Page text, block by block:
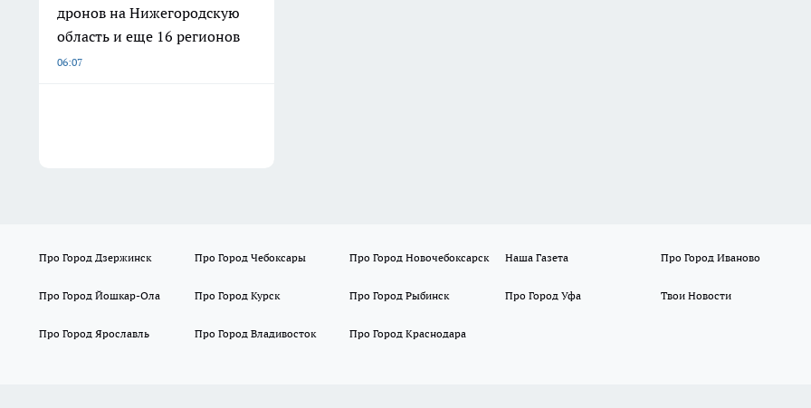
дронов на Нижегородскую
область и еще 16 регионов
06:07
Про Город Дзержинск Про Город Чебоксары Про Город Новочебоксарск Наша Газета Про Город Иваново
Про Город Йошкар-Ола Про Город Курск Про Город Рыбинск Про Город Уфа Твои Новости
Про Город Ярославль Про Город Владивосток Про Город Краснодара